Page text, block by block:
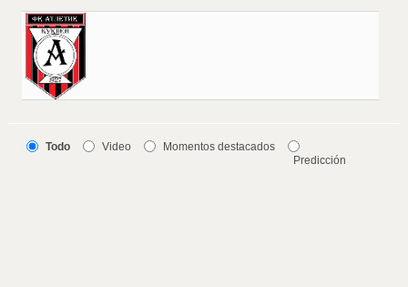
Todo Video
Momentos destacados
Predicción